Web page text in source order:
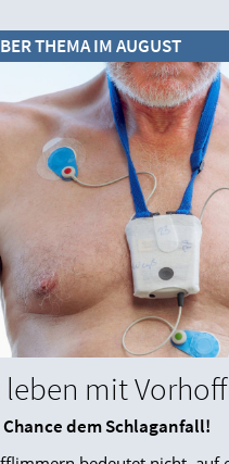
THEMA IM AUGUST
leben mit
Chance dem Schlaganfall!